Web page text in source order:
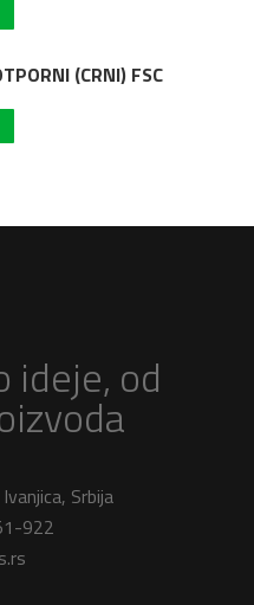
(CRNI) FSC
ideje, od
Srbija
922